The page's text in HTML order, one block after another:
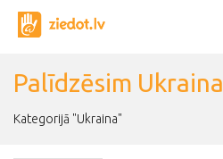
Palīdzēsim
Kategorijā "Ukraina"